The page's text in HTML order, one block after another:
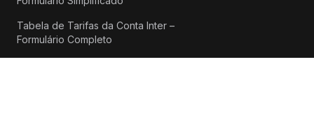
Tabela de Tarifas da Conta Inter –
Formulário Completo